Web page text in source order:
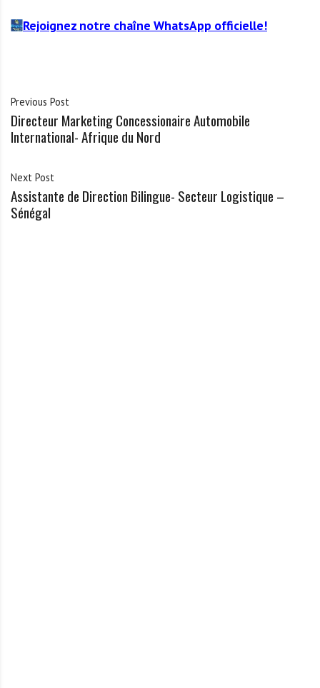
Rejoignez notre chaîne WhatsApp officielle!
Previous Post
Directeur Marketing Concessionaire Automobile
International- Afrique du Nord
Next Post
Assistante de Direction Bilingue- Secteur Logistique –
Sénégal